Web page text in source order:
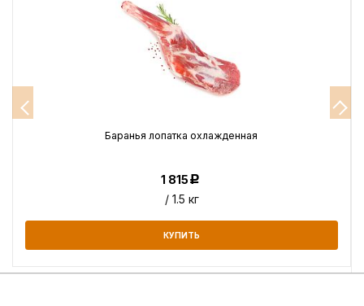
Баранья лопатка охлажденная
1 815Р
/ 1.5 кг
КУПИТЬ